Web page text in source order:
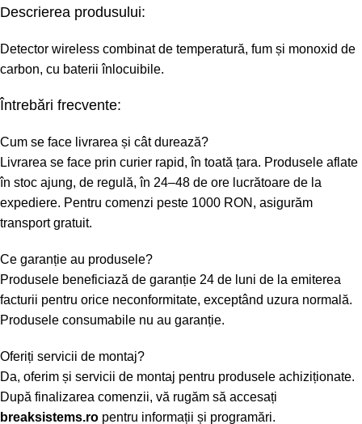
Descrierea produsului:
Detector wireless combinat de temperatură, fum și monoxid de
carbon, cu baterii înlocuibile.
Întrebări frecvente:
Cum se face livrarea și cât durează?
Livrarea se face prin curier rapid, în toată țara. Produsele aflate
în stoc ajung, de regulă, în 24–48 de ore lucrătoare de la
expediere. Pentru comenzi peste 1000 RON, asigurăm
transport gratuit.
Ce garanție au produsele?
Produsele beneficiază de garanție 24 de luni de la emiterea
facturii pentru orice neconformitate, exceptând uzura normală.
Produsele consumabile nu au garanție.
Oferiți servicii de montaj?
Da, oferim și servicii de montaj pentru produsele achiziționate.
După finalizarea comenzii, vă rugăm să accesați
breaksistems.ro pentru informații și programări.